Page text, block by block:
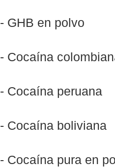
- GHB en polvo
- Cocaína
- Cocaína peruana
- Cocaína boliviana
- Cocaína pura en